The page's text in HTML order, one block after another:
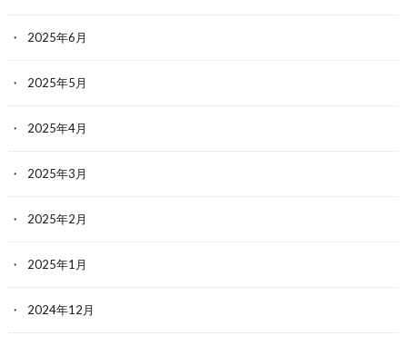
2025年6月
2025年5月
2025年4月
2025年3月
2025年2月
2025年1月
2024年12月